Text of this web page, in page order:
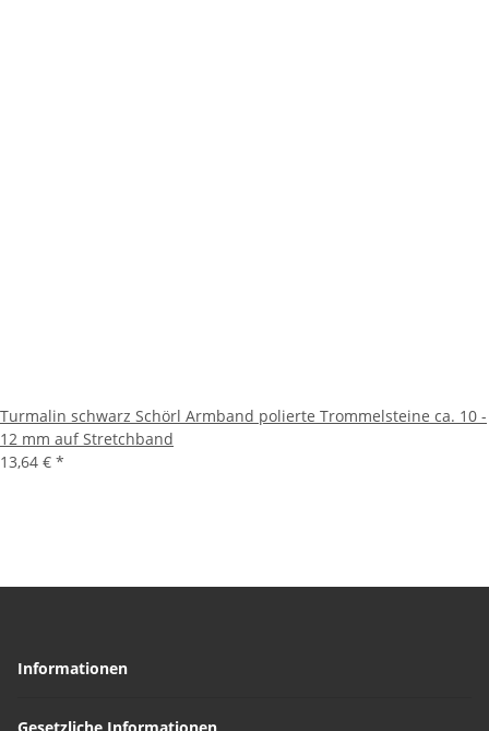
Turmalin schwarz Schörl Armband polierte Trommelsteine ca. 10 -
12 mm auf Stretchband
13,64 € *
Informationen